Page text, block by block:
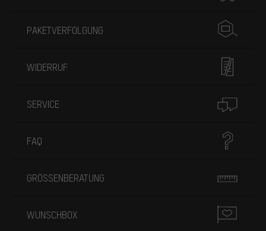
PAKETVERFOLGUNG
WIDERRUF
SERVICE
FAQ
GRÖSSENBERATUNG
WUNSCHBOX